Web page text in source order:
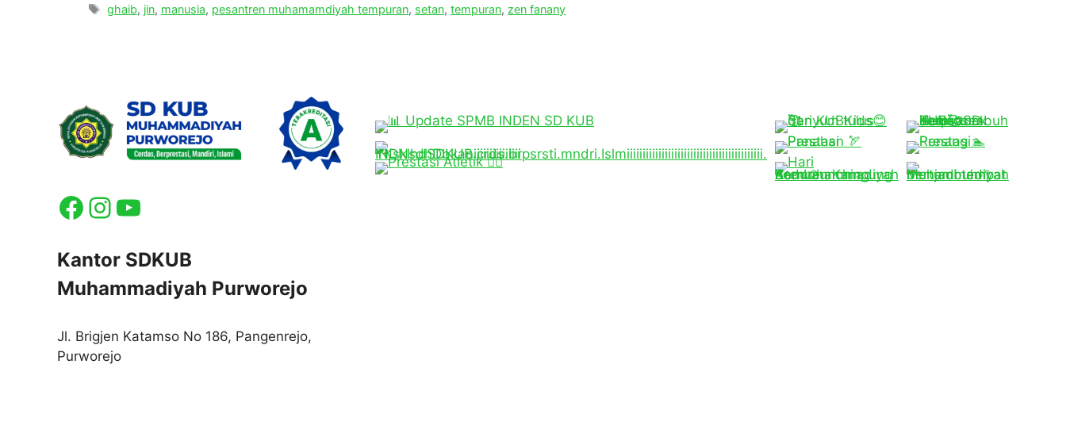
Tags
ghaib, jin, manusia, pesantren muhamamdiyah tempuran, setan,tempuran, zen fanany
Facebook
Instagram
YouTube
Kantor SDKUB
Muhammadiyah Purworejo
Jl. Brigjen Katamso No 186, Pangenrejo,
Purworejo